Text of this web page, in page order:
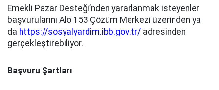
Emekli Pazar Desteği’nden yararlanmak isteyenler
başvurularını Alo 153 Çözüm Merkezi üzerinden ya
da https://sosyalyardim.ibb.gov.tr/ adresinden
gerçekleştirebiliyor.
Başvuru Şartları